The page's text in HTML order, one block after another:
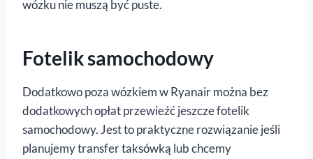
wózku nie muszą być puste.
Fotelik samochodowy
Dodatkowo poza wózkiem w Ryanair można bez
dodatkowych opłat przewieźć jeszcze fotelik
samochodowy. Jest to praktyczne rozwiązanie jeśli
planujemy transfer taksówką lub chcemy